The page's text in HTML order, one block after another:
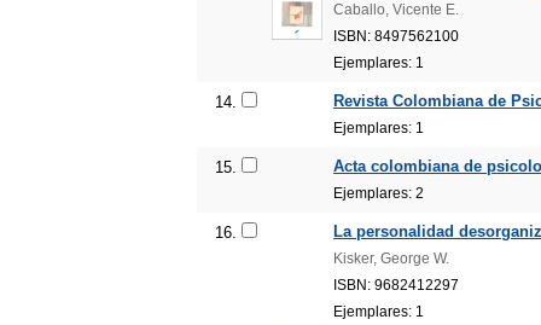
Caballo, Vicente E.
ISBN: 8497562100
Ejemplares: 1
14. Revista Colombiana de
Ejemplares: 1
15. Acta colombiana de
Ejemplares: 2
16. La personalidad
Kisker, George W.
ISBN: 9682412297
Ejemplares: 1